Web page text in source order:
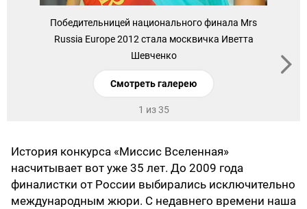
Победительницей национального финала Mrs
Russia Europe 2012 стала москвичка Иветта
Шевченко
Смотреть галерею
1 из 35
История конкурса «Миссис Вселенная»
насчитывает вот уже 35 лет. До 2009 года
финалистки от России выбирались исключительно
международным жюри. С недавнего времени наша